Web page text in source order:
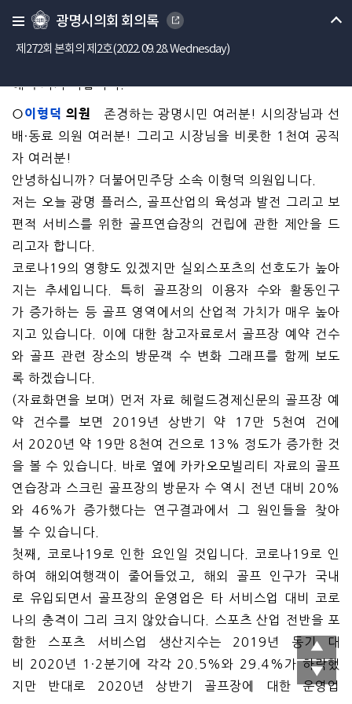
광명시의회 회의록
제272회 본회의 제2호(2022. 09. 28. Wednesday)
언시간을 지켜 주시고, 질문한 내용을 반복 질문하는 사례
가 없도록 유념해 주시기 바랍니다.
해 주시기 바랍니다.
○이형덕 의원
존경하는 광명시민 여러분! 시의장님과 선
배·동료 의원 여러분! 그리고 시장님을 비롯한 1천여 공직
자 여러분!
안녕하십니까? 더불어민주당 소속 이형덕 의원입니다.
저는 오늘 광명 플러스, 골프산업의 육성과 발전 그리고 보
편적 서비스를 위한 골프연습장의 건립에 관한 제안을 드
리고자 합니다.
코로나19의 영향도 있겠지만 실외스포츠의 선호도가 높아
지는 추세입니다. 특히 골프장의 이용자 수와 활동인구
가 증가하는 등 골프 영역에서의 산업적 가치가 매우 높아
지고 있습니다. 이에 대한 참고자료로서 골프장 예약 건수
와 골프 관련 장소의 방문객 수 변화 그래프를 함께 보도
록 하겠습니다.
(자료화면을 보며) 먼저 자료 헤럴드경제신문의 골프장 예
약 건수를 보면 2019년 상반기 약 17만 5천여 건에
서 2020년 약 19만 8천여 건으로 13% 정도가 증가한 것
을 볼 수 있습니다. 바로 옆에 카카오모빌리티 자료의 골프
연습장과 스크린 골프장의 방문자 수 역시 전년 대비 20%
와 46%가 증가했다는 연구결과에서 그 원인들을 찾아
볼 수 있습니다.
첫째, 코로나19로 인한 요인일 것입니다. 코로나19로 인
하여 해외여행객이 줄어들었고, 해외 골프 인구가 국내
로 유입되면서 골프장의 운영업은 타 서비스업 대비 코로
나의 충격이 그리 크지 않았습니다. 스포츠 산업 전반을 포
함한 스포츠 서비스업 생산지수는 2019년 동기 대
비 2020년 1·2분기에 각각 20.5%와 29.4%가 하락했
지만 반대로 2020년 상반기 골프장에 대한 운영업